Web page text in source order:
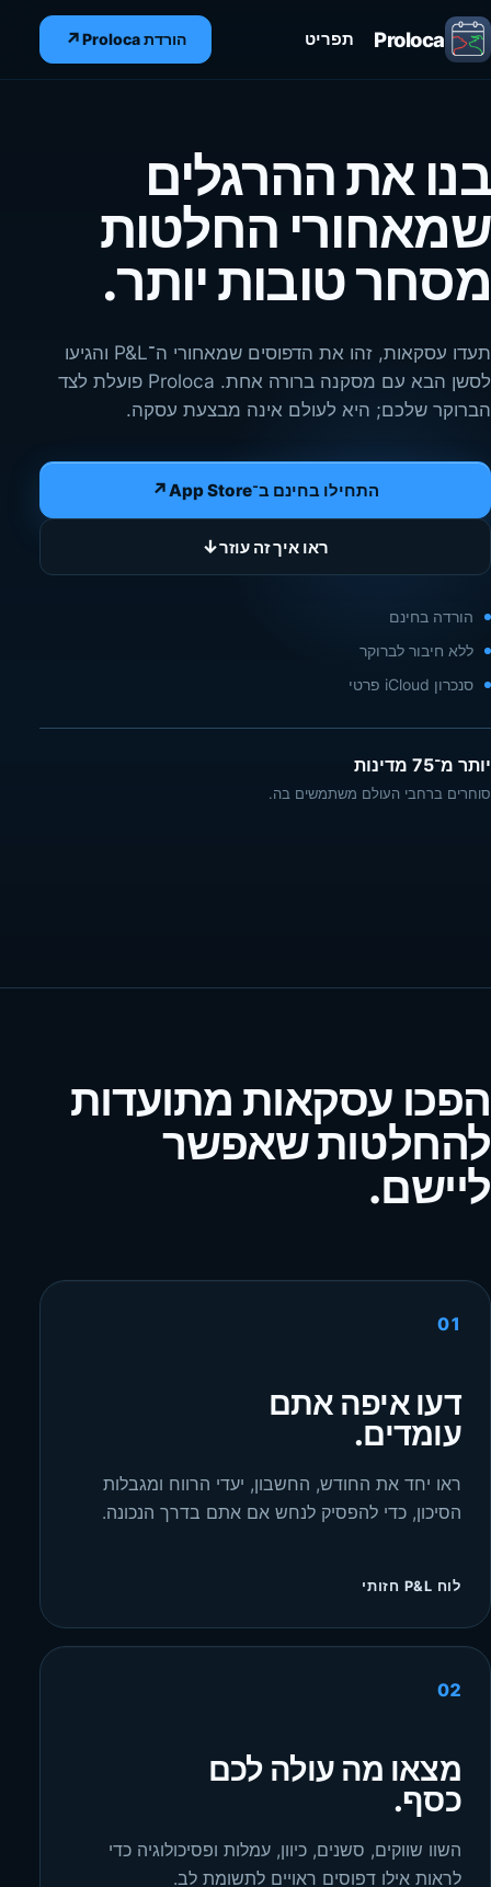
Proloca תפריט הורדת Proloca ↗
בנו את ההרגלים
שמאחורי החלטות
מסחר טובות יותר.
תעדו עסקאות, זהו את הדפוסים שמאחורי ה־P&L והגיעו
לסשן הבא עם מסקנה ברורה אחת. Proloca פועלת לצד
הברוקר שלכם; היא לעולם אינה מבצעת עסקה.
התחילו בחינם ב־App Store ↗
ראו איך זה עוזר↓
הורדה בחינם
ללא חיבור לברוקר
סנכרון iCloud פרטי
יותר מ־75 מדינות
סוחרים ברחבי העולם משתמשים בה.
הפכו עסקאות מתועדות
להחלטות שאפשר
ליישם.
01
דעו איפה אתם
עומדים.
ראו יחד את החודש, החשבון, יעדי הרווח ומגבלות
הסיכון, כדי להפסיק לנחש אם אתם בדרך הנכונה.
לוח P&L חזותי
02
מצאו מה עולה לכם
כסף.
השוו שווקים, סשנים, כיוון, עמלות ופסיכולוגיה כדי
לראות אילו דפוסים ראויים לתשומת לב.